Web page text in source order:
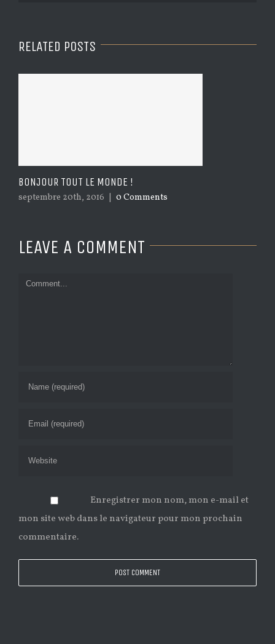
RELATED POSTS
BONJOUR TOUT LE MONDE !
septembre 20th, 2016 0 Comments
LEAVE A COMMENT
Comment
Enregistrer mon nom, mon e-mail et
mon site web dans le navigateur pour mon prochain
commentaire.